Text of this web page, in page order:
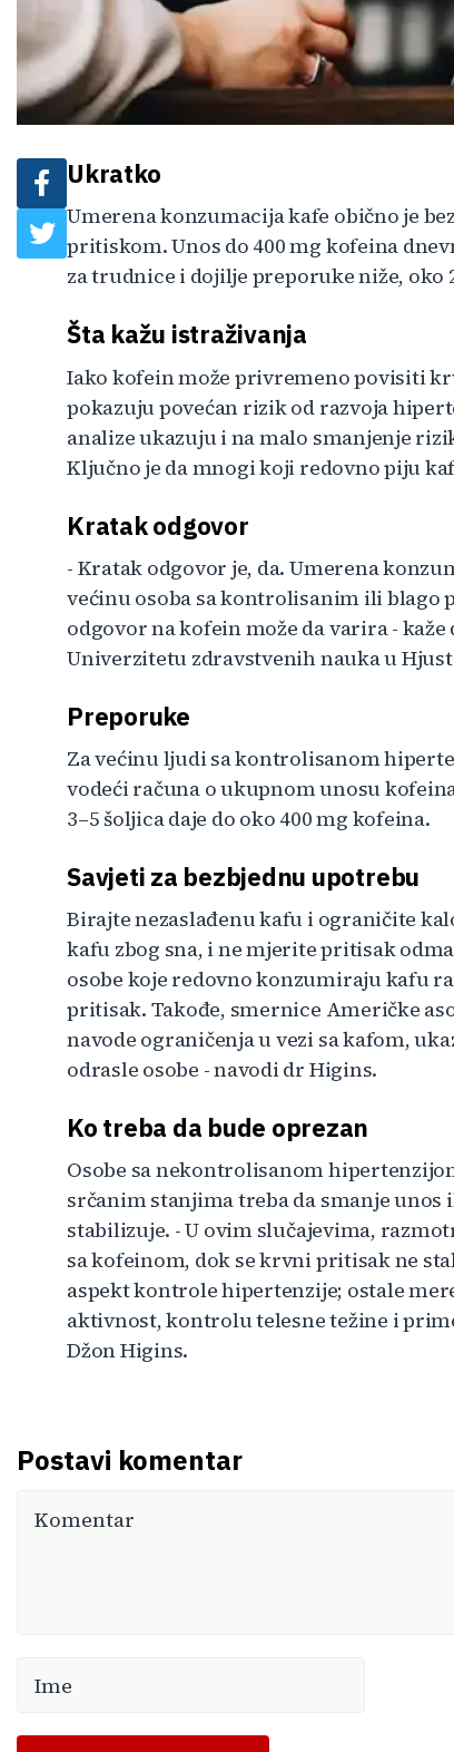
Ukratko
Umerena konzumacija kafe obično je
pritiskom. Unos do 400 mg kofeina
za trudnice i dojilje preporuke niže, oko
Šta kažu istraživanja
Iako kofein može privremeno povisiti
pokazuju povećan rizik od razvoja
analize ukazuju i na malo smanjenje
Ključno je da mnogi koji redovno piju
Kratak odgovor
- Kratak odgovor je, da. Umerena
većinu osoba sa kontrolisanim ili
odgovor na kofein može da varira -
Univerzitetu zdravstvenih nauka u
Preporuke
Za većinu ljudi sa kontrolisanom
vodeći računa o ukupnom unosu
3–5 šoljica daje do oko 400 mg kofeina.
Savjeti za bezbjednu upotrebu
Birajte nezaslađenu kafu i ograničite
kafu zbog sna, i ne mjerite pritisak
osobe koje redovno konzumiraju kafu
pritisak. Takođe, smernice Američke
navode ograničenja u vezi sa kafom,
odrasle osobe - navodi dr Higins.
Ko treba da bude oprezan
Osobe sa nekontrolisanom
srčanim stanjima treba da smanje
stabilizuje. - U ovim slučajevima,
sa kofeinom, dok se krvni pritisak ne
aspekt kontrole hipertenzije; ostale
aktivnost, kontrolu telesne težine i
Džon Higins.
Postavi komentar